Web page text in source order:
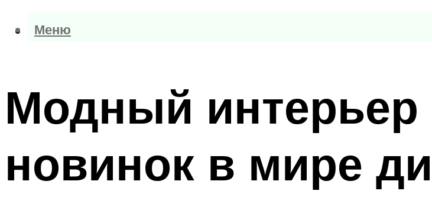
Меню
Меню
Модный интерьер
новинок в мире